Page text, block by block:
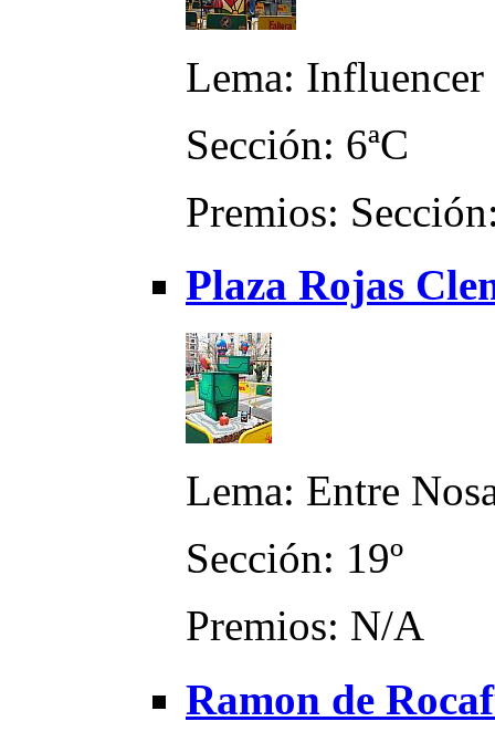
Lema: Influencer
Sección: 6ªC
Premios:
Plaza Rojas
Lema: Entre
Sección: 19º
Premios: N/A
Ramon de